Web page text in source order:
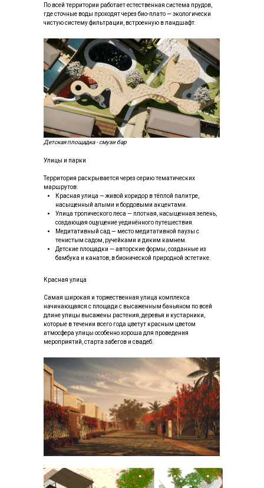
Улицы и парки
Территория раскрывается через серию тематических
маршрутов:
Красная улица — живой коридор в тёплой палитре,
насыщенный алыми и бордовыми акцентами.
Улица тропического леса — плотная, насыщенная зелень,
создающая ощущение уединённого путешествия.
Медитативный сад — место медитативной паузы с
тенистым садом, ручейками и диким камнем.
Детские площадки — авторские формы, созданные из
бамбука и канатов, в бионической природной эстетике.
По всей территории работает естественная система прудов,
где сточные воды проходят через био-плато — экологически
чистую систему фильтрации, встроенную в ландшафт.
Детская площадка - смузи бар
Красная улица
Самая широкая и торжественная улица комплекса
начинающаяся с площади с высаженным баньяном по всей
длине улицы высажены растения, деревья и кустарники,
которые в течении всего года цветут красным цветом
атмосфера улицы особенно хороша для проведения
мероприятий, старта забегов и свадеб.